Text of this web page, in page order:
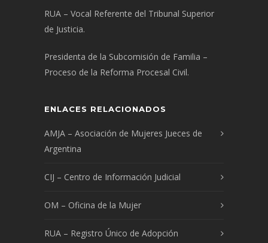
RUA – Vocal Referente del Tribunal Superior
de Justicia.
Presidenta de la Subcomisión de Familia –
Proceso de la Reforma Procesal Civil.
ENLACES RELACIONADOS
AMJA – Asociación de Mujeres Jueces de
Argentina
CIJ – Centro de Información Judicial
OM – Oficina de la Mujer
RUA – Registro Único de Adopción